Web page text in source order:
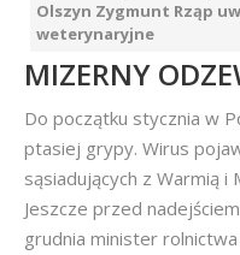
Olszyn Zygmunt Rząp
weterynaryjne
MIZERNY
Do początku stycznia w
ptasiej grypy. Wirus
sąsiadujących z Warmią i
Jeszcze przed
grudnia minister